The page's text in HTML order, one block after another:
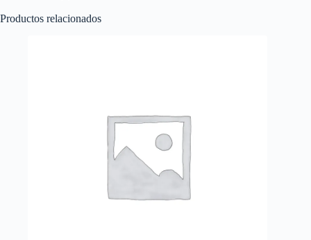
Productos relacionados